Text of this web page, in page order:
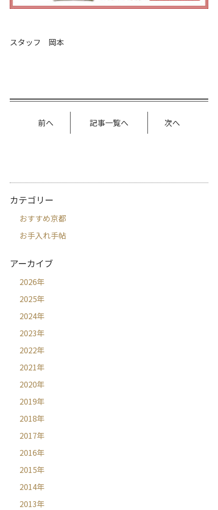
スタッフ 岡本
前へ 次へ
記事一覧へ
カテゴリー
おすすめ京都
お手入れ手帖
アーカイブ
2026年
2025年
2024年
2023年
2022年
2021年
2020年
2019年
2018年
2017年
2016年
2015年
2014年
2013年